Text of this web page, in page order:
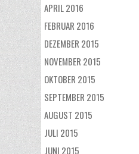
APRIL 2016
FEBRUAR 2016
DEZEMBER 2015
NOVEMBER 2015
OKTOBER 2015
SEPTEMBER 2015
AUGUST 2015
JULI 2015
JUNI 2015